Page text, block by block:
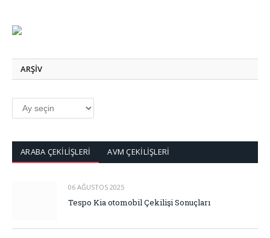
ARŞİV
ARABA ÇEKİLİŞLERİ AVM ÇEKİLİŞLERİ
06 AĞUSTOS 2025
Tespo Kia otomobil Çekilişi Sonuçları